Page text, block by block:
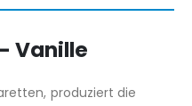
Vanille
produziert die